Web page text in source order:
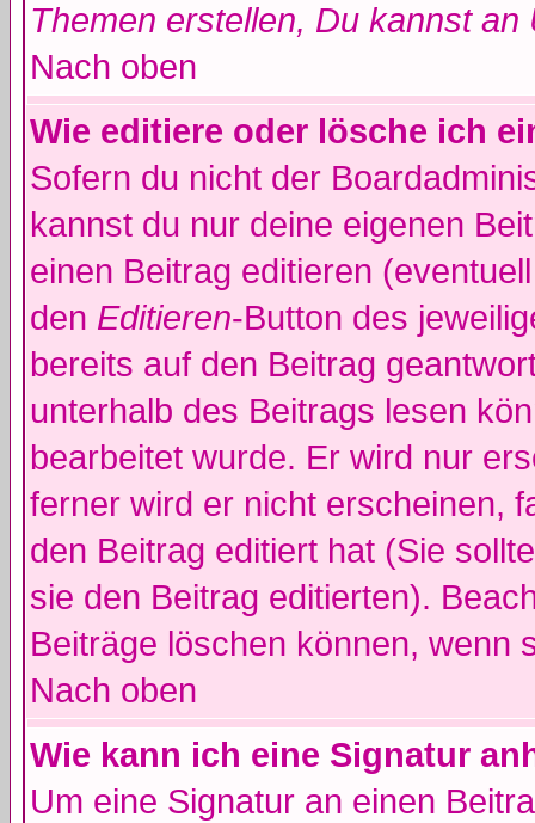
Themen erstellen, Du kannst
Nach oben
Wie editiere oder lösche ich
Sofern du nicht der
kannst du nur deine eigenen
einen Beitrag editieren
den Editieren-Button des
bereits auf den Beitrag
unterhalb des Beitrags lesen
bearbeitet wurde. Er wird nur
ferner wird er nicht erscheinen,
den Beitrag editiert hat (Sie
sie den Beitrag editierten).
Beiträge löschen können, wenn
Nach oben
Wie kann ich eine Signatur
Um eine Signatur an einen